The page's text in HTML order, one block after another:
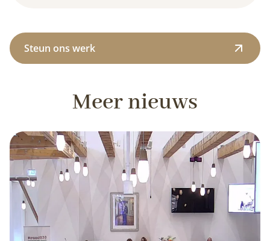
Steun ons werk
Meer nieuws